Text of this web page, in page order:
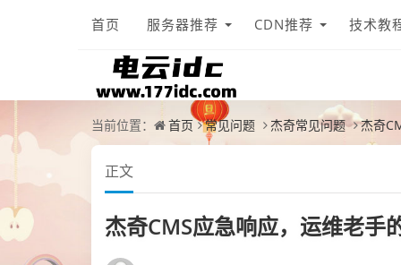
首页 服务器推荐 CDN推荐 技术教
当前位置： 首页 常见问题 杰奇常见问题 杰奇
正文
杰奇CMS应急响应，运维老手